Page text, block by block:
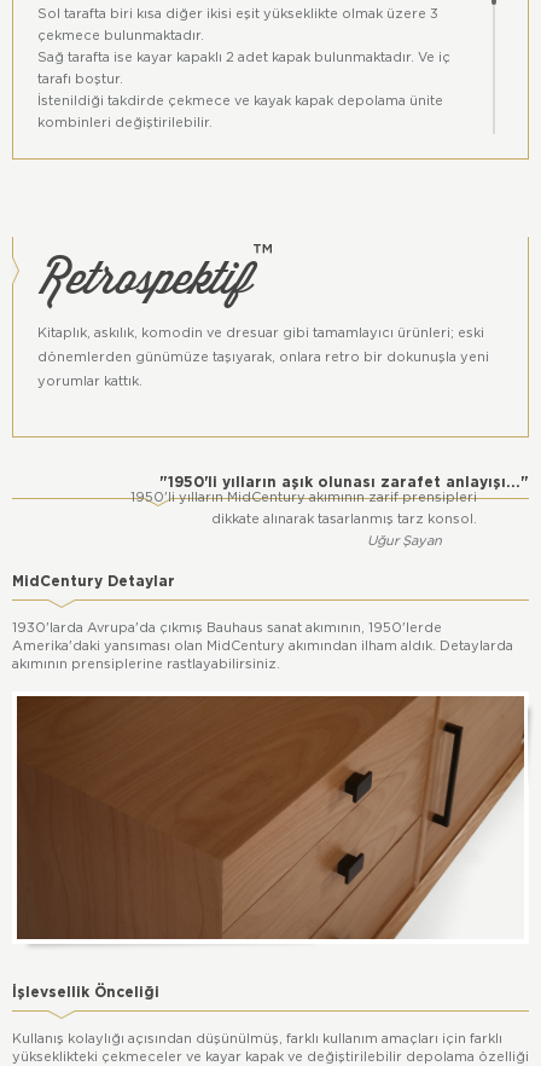
Sol tarafta biri kısa diğer ikisi eşit yükseklikte olmak üzere 3
çekmece bulunmaktadır.
Sağ tarafta ise kayar kapaklı 2 adet kapak bulunmaktadır. Ve iç
tarafı boştur.
İstenildiği takdirde çekmece ve kayak kapak depolama ünite
kombinleri değiştirilebilir.
İstenilen ölçüde, farklı ağaç ve cilada üretilebilir. Özel
siparişleriniz için lütfen bizimle iletişime geçiniz.
içerebilir. Ağaç yapısından kaynaklı hareleri, lekeleri, budak v.b.
dokuların farklılık gösterebilir.
Bu ürün Retrospektif™ grubu ürünüdür. Tüm hakları Atölye
Retrospektif™
Kitaplık, askılık, komodin ve dresuar gibi tamamlayıcı ürünleri; eski
dönemlerden günümüze taşıyarak, onlara retro bir dokunuşla yeni
yorumlar kattık.
"1950'li yılların aşık olunası zarafet anlayışı..."
1950'li yılların MidCentury akımının zarif prensipleri
dikkate alınarak tasarlanmış tarz konsol.
Uğur Şayan
MidCentury Detaylar
1930'larda Avrupa'da çıkmış Bauhaus sanat akımının, 1950'lerde
Amerika'daki yansıması olan MidCentury akımından ilham aldık. Detaylarda
akımının prensiplerine rastlayabilirsiniz.
İşlevsellik Önceliği
Kullanış kolaylığı açısından düşünülmüş, farklı kullanım amaçları için farklı
yükseklikteki çekmeceler ve kayar kapak ve değiştirilebilir depolama özelliği